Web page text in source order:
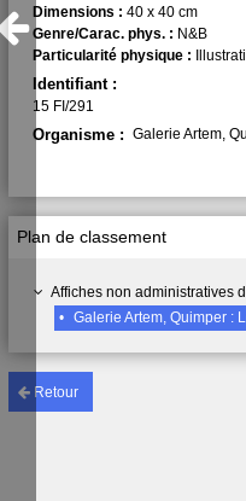
Retour
Plan de classement
Affiches non administratives
•
Galerie Artem, Quimper :
Dimensions : 40 x 40 cm
Genre/Carac. phys. : N&B
Particularité physique :
Identifiant :
15 FI/291
Organisme : Galerie Artem,